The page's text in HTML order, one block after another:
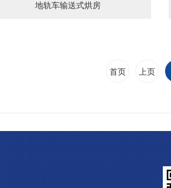
地轨车输送式烘房
首页 上页